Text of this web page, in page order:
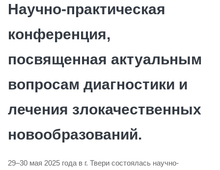
Научно-практическая
конференция,
посвященная актуальным
вопросам диагностики и
лечения злокачественных
новообразований.
29–30 мая 2025 года в г. Твери состоялась научно-